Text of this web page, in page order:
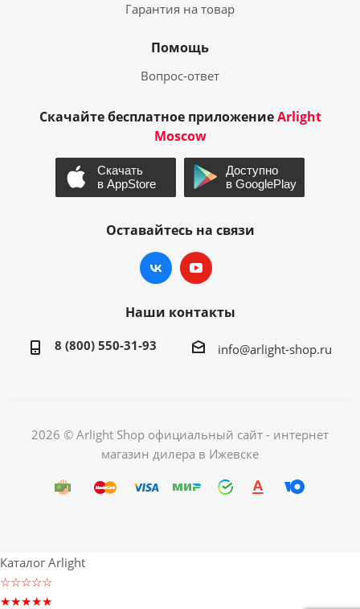
Гарантия на товар
Помощь
Вопрос-ответ
Скачайте бесплатное приложениеArlight
Moscow
Оставайтесь на связи
Наши контакты
8 (800) 550-31-93 info@arlight-shop.ru
2026 © Arlight Shop официальный сайт - интернет
магазин дилера в Ижевске
Каталог Arlight
☆☆☆☆☆
★★★★★